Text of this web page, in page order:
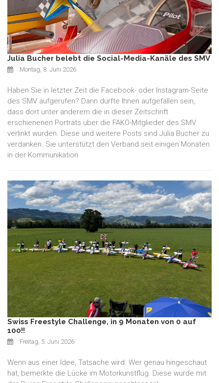
Julia Bucher belebt die Social-Media-Kanäle des SMV
Montag, 8. Juni 2026
Haben Sie in letzter Zeit die Facebook- oder Instagram-Seite
des SMV aufgerufen? Dann dürfte Ihnen aufgefallen sein,
dass dort unter anderem die in dieser Zeitschrift
erschienenen Porträts über die FAKO-Mitglieder des SMV
verlinkt wurden. Diese und weitere Posts sind Julia Bucher zu
verdanken. Sie unterstützt den Verband seit einigen Monaten
in der Kommunikation
Swiss Freestyle Challenge, in 9 Monaten von 0 auf
100!!
Freitag, 5. Juni 2026
Wenn aus einer Idee, Tatsache wird. Wer genau hingeschaut
hat, bemerkte die Lücke im Motorkunstflug. Diese wurde mit